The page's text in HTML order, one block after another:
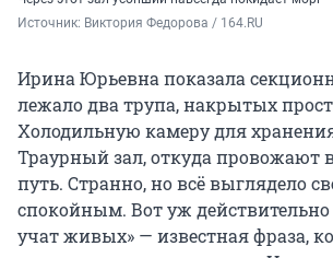
Источник: Виктория Федорова / 164.RU
Ирина Юрьевна показала
лежало два трупа, накрытых
Холодильную камеру для
Траурный зал, откуда провожают
путь. Странно, но всё выглядело
спокойным. Вот уж действительно
учат живых» — известная фраза,